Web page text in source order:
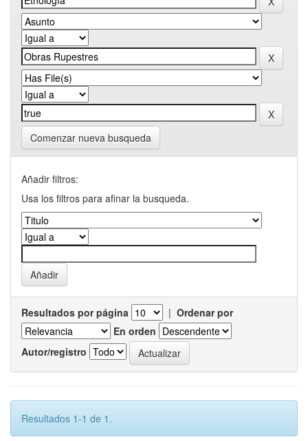
Comenzar nueva busqueda
Añadir filtros:
Usa los filtros para afinar la busqueda.
Resultados por página | Ordenar por
En orden
Autor/registro
Resultados 1-1 de 1.